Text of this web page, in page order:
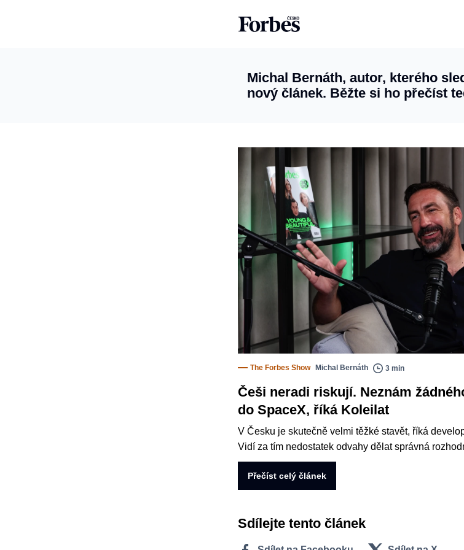
Michal Bernáth, autor, kterého
nový článek. Běžte si ho přečíst
The Forbes Show Michal Bernáth 3 min
Češi neradi riskují. Neznám
do SpaceX, říká Koleilat
V Česku je skutečně velmi těžké stavět, říká
Vidí za tím nedostatek odvahy dělat správná
Přečíst celý článek
Sdílejte tento článek